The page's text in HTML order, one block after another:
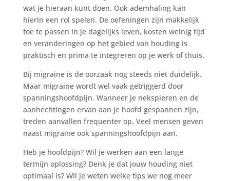
wat je hieraan kunt doen. Ook ademhaling kan
hierin een rol spelen. De oefeningen zijn makkelijk
toe te passen in je dagelijks leven, kosten weinig tijd
en veranderingen op het gebied van houding is
praktisch en prima te integreren op je werk of thuis.
Bij migraine is de oorzaak nog steeds niet duidelijk.
Maar migraine wordt wel vaak getriggerd door
spanningshoofdpijn. Wanneer je nekspieren en de
aanhechtingen ervan aan je hoofd gespannen zijn,
treden aanvallen frequenter op. Veel mensen geven
naast migraine ook spanningshoofdpijn aan.
Heb je hoofdpijn? Wil je werken aan een lange
termijn oplossing? Denk je dat jouw houding niet
optimaal is? Wil je weten welke tips we nog meer